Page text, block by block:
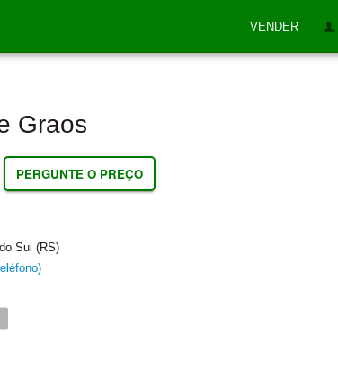
VENDER
Graos
PERGUNTE O PREÇO
Sul (RS)